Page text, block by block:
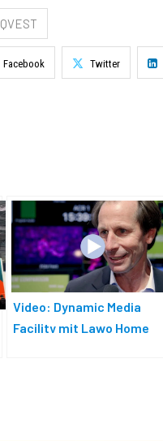
QVEST
Facebook Twitter
Video: Dynamic Media
Facility mit Lawo Home